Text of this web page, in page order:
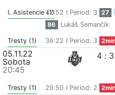
I. Asistencie (1)42:52 I Period: 3 27
96
Lukáš Semančík
Tresty (1) 36:22 I Period: 3
05.11.22
Sobota
20:45
4 : 3
Tresty (1) 29:50 I Period: 2